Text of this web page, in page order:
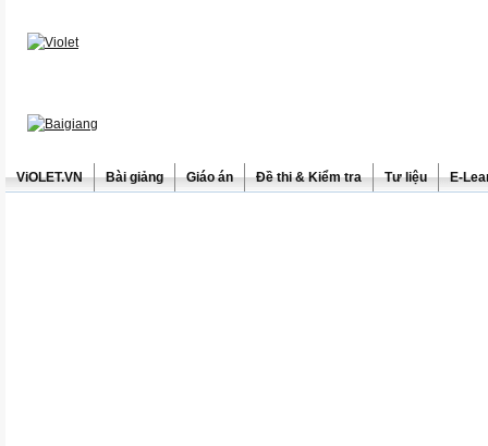
ViOLET.VN Bài giảng Giáo án Đề thi & Kiểm tra Tư liệu E-